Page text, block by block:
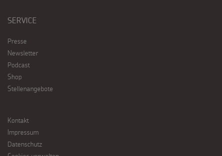
SERVICE
Presse
Newsletter
Podcast
Shop
Stellenangebote
Kontakt
Impressum
Datenschutz